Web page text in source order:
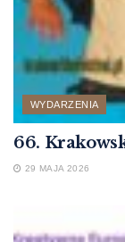
WYDARZENIA
66.
29 MAJA 2026